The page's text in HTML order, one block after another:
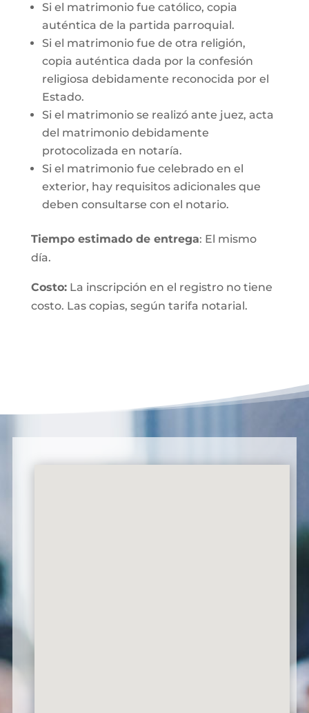
Si el matrimonio fue católico, copia
auténtica de la partida parroquial.
Si el matrimonio fue de otra religión,
copia auténtica dada por la confesión
religiosa debidamente reconocida por el
Estado.
Si el matrimonio se realizó ante juez, acta
del matrimonio debidamente
protocolizada en notaría.
Si el matrimonio fue celebrado en el
exterior, hay requisitos adicionales que
deben consultarse con el notario.
Tiempo estimado de entrega: El mismo
día.
Costo:La inscripción en el registro no tiene
costo. Las copias, según tarifa notarial.